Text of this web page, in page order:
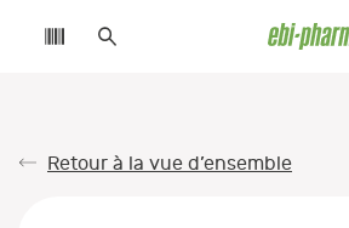
Retour à la vue d’ensemble